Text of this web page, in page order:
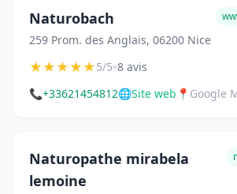
Naturobach
259 Prom. des Anglais, 06200 Nice
★★★★★5/5•8 avis
📞+33621454812🌐Site web 📍 Google
Naturopathe mirabela
lemoine